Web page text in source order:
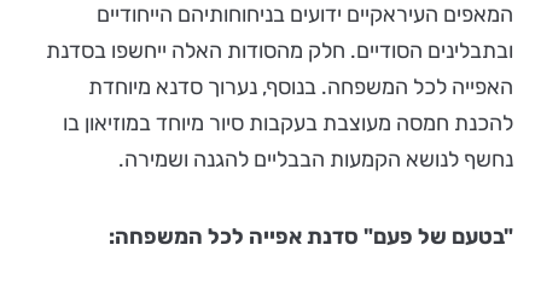
המאפים העיראקיים ידועים בניחוחותיהם הייחודיים
ובתבלינים הסודיים. חלק מהסודות האלה ייחשפו בסדנת
האפייה לכל המשפחה. בנוסף, נערוך סדנא מיוחדת
להכנת חמסה מעוצבת בעקבות סיור מיוחד במוזיאון בו
נחשף לנושא הקמעות הבבליים להגנה ושמירה.
"בטעם של פעם" סדנת אפייה לכל המשפחה: